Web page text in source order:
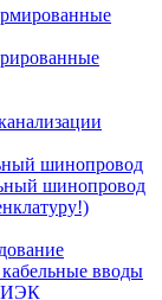
шинопровод
шинопровод
вводы
ИЭК